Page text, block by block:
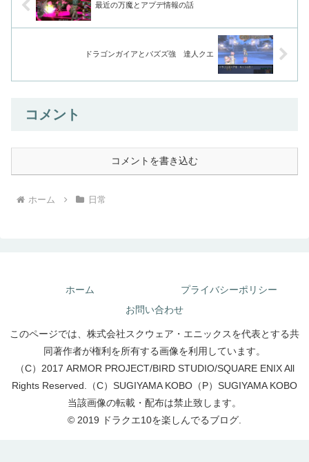
最近の万魔とアプデ情報の話
ドラゴンガイアとバズズ強 達人クエ
コメント
コメントを書き込む
ホーム 日常
ホーム
プライバシーポリシー
お問い合わせ
このページでは、株式会社スクウェア・エニックスを代表とする共
同著作者が権利を所有する画像を利用しています。
（C）2017 ARMOR PROJECT/BIRD STUDIO/SQUARE ENIX All
Rights Reserved.（C）SUGIYAMA KOBO（P）SUGIYAMA KOBO
当該画像の転載・配布は禁止致します。
© 2019 ドラクエ10を楽しんでるブログ.